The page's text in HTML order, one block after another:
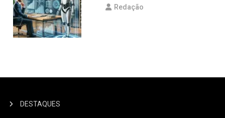
Redação
DESTAQUES